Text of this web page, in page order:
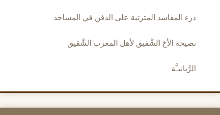
درء المفاسد المترتبة على الدفن في المساجد
نصيحة الأخ الشَّفيق لأهل المغرب الشَّقيق
الرَّبانيـَّة